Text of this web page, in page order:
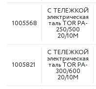
1005568
С ТЕЛЕЖКОЙ
электрическая
таль TOR PA-
250/500
20/10M
1005821
С ТЕЛЕЖКОЙ
электрическая
таль TOR PA-
300/600
20/10M